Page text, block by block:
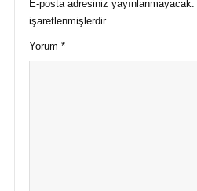
E-posta adresiniz yayınlanmayacak.
işaretlenmişlerdir
Yorum *